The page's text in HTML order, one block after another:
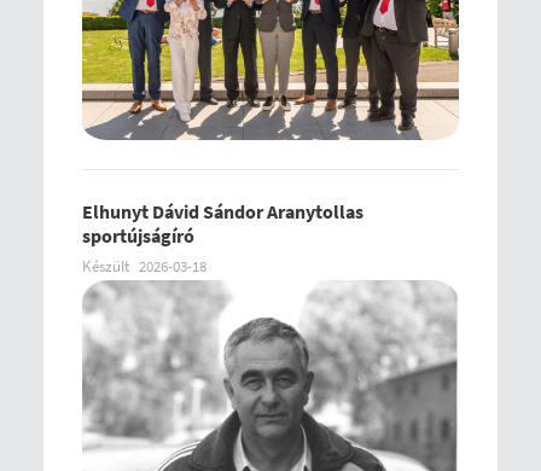
Elhunyt Dávid Sándor Aranytollas
sportújságíró
Készült 2026-03-18